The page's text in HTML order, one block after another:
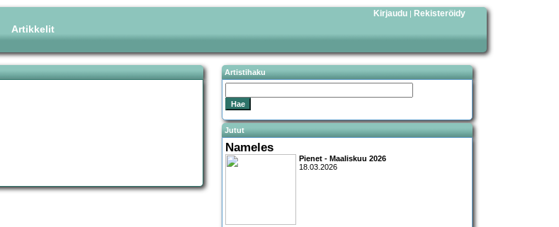
Artikkelit
Kirjaudu | Rekisteröidy
Artistihaku
Jutut
Nameles
Pienet - Maaliskuu 2026
18.03.2026